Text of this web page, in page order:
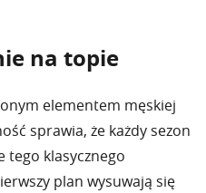
na topie
elementem męskiej
sprawia, że każdy sezon
klasycznego
plan wysuwają się